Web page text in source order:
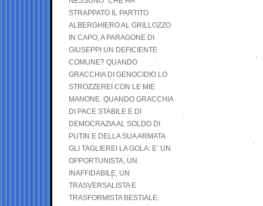
STRAPPATO IL PARTITO
ALBERGHIERO AL GRILLOZZO
IN CAPO, A PARAGONE DI
GIUSEPPI UN DEFICIENTE
COMUNE? QUANDO
GRACCHIA DI GENOCIDIO LO
STROZZEREI CON LE MIE
MANONE. QUANDO GRACCHIA
DI PACE STABILE E DI
DEMOCRAZIA AL SOLDO DI
PUTIN E DELLA SUA ARMATA
GLI TAGLIEREI LA GOLA: E’ UN
OPPORTUNISTA, UN
INAFFIDABILE, UN
TRASVERSALISTA E
TRASFORMISTA BESTIALE.